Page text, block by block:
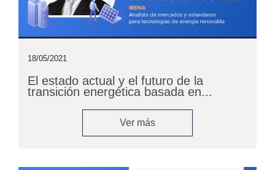
18/05/2021
El estado actual y el futuro de la
transición energética basada en...
Ver más